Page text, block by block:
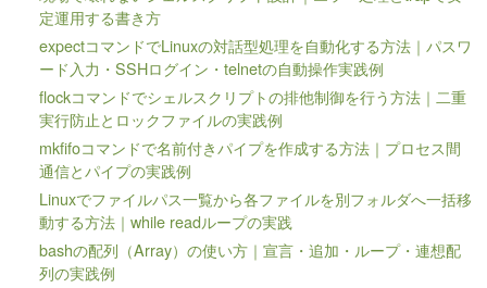
定運用する書き方
expectコマンドでLinuxの対話型処理を自動化する方法｜パスワ
ード入力・SSHログイン・telnetの自動操作実践例
flockコマンドでシェルスクリプトの排他制御を行う方法｜二重
実行防止とロックファイルの実践例
mkfifoコマンドで名前付きパイプを作成する方法｜プロセス間
通信とパイプの実践例
Linuxでファイルパス一覧から各ファイルを別フォルダへ一括移
動する方法｜while readループの実践
bashの配列（Array）の使い方｜宣言・追加・ループ・連想配
列の実践例